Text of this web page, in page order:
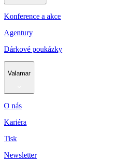
Konference a akce
Agentury
Dárkové poukázky
Valamar
O nás
Kariéra
Tisk
Newsletter